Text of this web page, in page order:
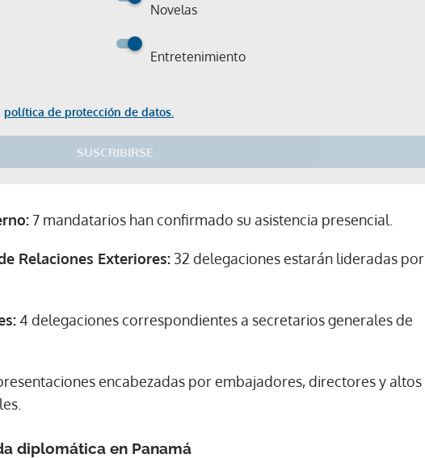
Novelas
Entretenimiento
política de protección de datos.
SUSCRIBIRSE
7 mandatarios han confirmado su asistencia presencial.
Relaciones Exteriores: 32 delegaciones estarán lideradas por
4 delegaciones correspondientes a secretarios generales de
encabezadas por embajadores, directores y altos
diplomática en Panamá